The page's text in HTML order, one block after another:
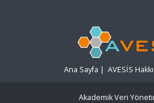
Ana Sayfa | AVESİS
Akademik Veri